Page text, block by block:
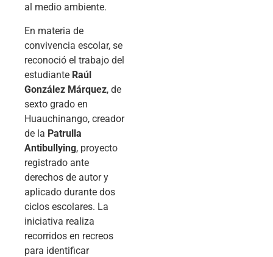
al medio ambiente.
En materia de
convivencia escolar, se
reconoció el trabajo del
estudiante Raúl
González Márquez, de
sexto grado en
Huauchinango, creador
de la Patrulla
Antibullying, proyecto
registrado ante
derechos de autor y
aplicado durante dos
ciclos escolares. La
iniciativa realiza
recorridos en recreos
para identificar